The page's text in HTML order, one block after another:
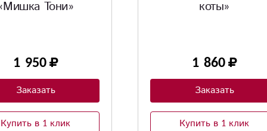
коты»
1 860
Заказать
Купить в 1 клик
3 000
Заказать
Купить в 1 клик